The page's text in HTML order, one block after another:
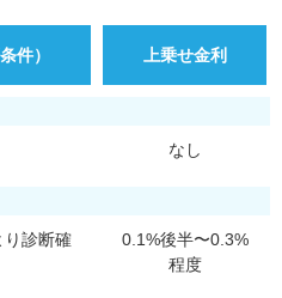
件） 上乗せ金利
なし
り診断確
0.1%後半〜0.3%
程度